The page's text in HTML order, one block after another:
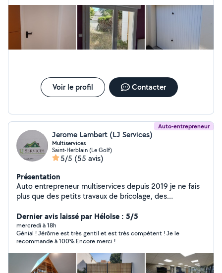
Voir le profil Contacter
Auto-entrepreneur
Jerome Lambert (LJ Services)
Multiservices
Saint-Herblain (Le Golf)
5/5 (55 avis)
Présentation
Auto entrepreneur multiservices depuis 2019 je ne fais
plus que des petits travaux de bricolage, des
etc...
Dernier avis laissé par Héloïse : 5/5
mercredi à 18h
Génial ! Jérôme est très gentil et est très compétent ! Je le
recommande à 100% Encore merci !